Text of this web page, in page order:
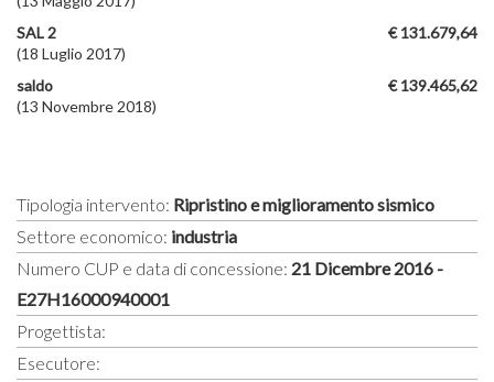
€ 131.679,64
SAL 2
(18 Luglio 2017)
€ 139.465,62
saldo
(13 Novembre 2018)
Tipologia intervento: Ripristino e miglioramento sismico
Settore economico: industria
Numero CUP e data di concessione: 21 Dicembre 2016 -
E27H16000940001
Progettista:
Esecutore: